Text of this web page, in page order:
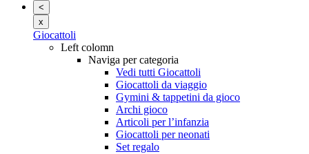
<
x
Giocattoli
Left colomn
Naviga per categoria
Vedi tutti Giocattoli
Giocattoli da viaggio
Gymini & tappetini da gioco
Archi gioco
Articoli per l’infanzia
Giocattoli per neonati
Set regalo